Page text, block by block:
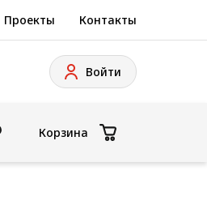
Проекты Контакты
Войти
Корзина